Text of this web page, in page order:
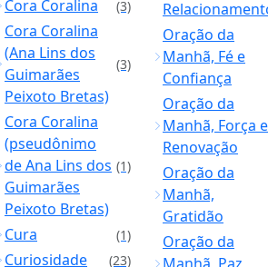
Cora Coralina (3)
Cora Coralina
(Ana Lins dos
Guimarães
Peixoto Bretas)
(3)
Cora Coralina
(pseudônimo
de Ana Lins dos
Guimarães
Peixoto Bretas)
(1)
Cura (1)
Curiosidade (23)
Oração da
Manhã, Fé e
Confiança
Oração da
Manhã, Força e
Renovação
Oração da
Manhã,
Gratidão
Oração da